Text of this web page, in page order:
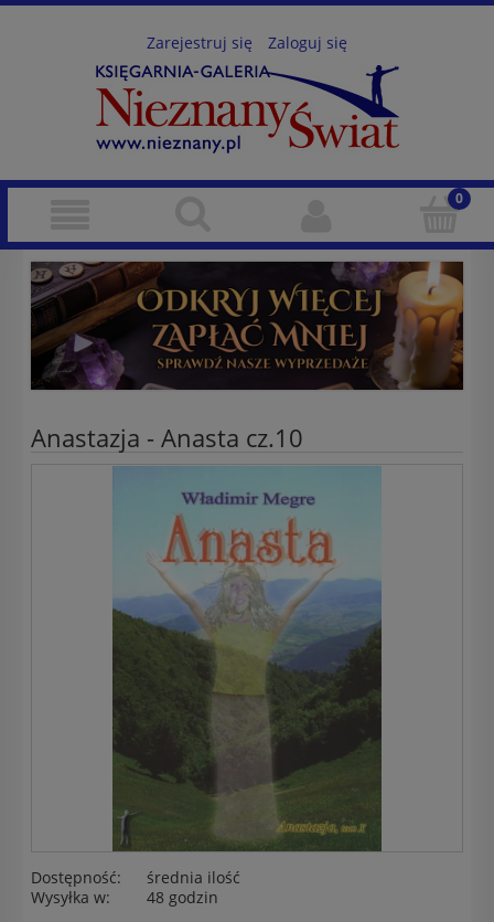
Zarejestruj się Zaloguj się
Anastazja - Anasta cz.10
Dostępność:
średnia ilość
Wysyłka w:
48 godzin